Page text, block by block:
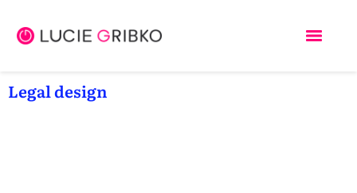
Legal design